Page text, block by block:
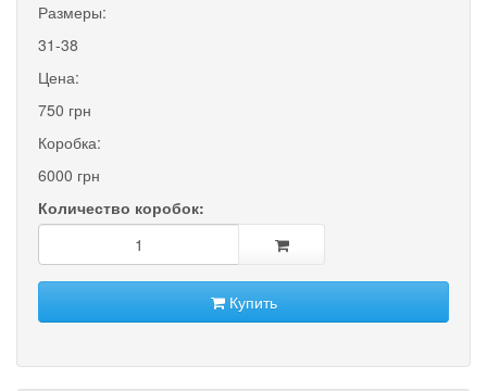
Размеры:
31-38
Цена:
750 грн
Коробка:
6000 грн
Количество коробок:
Купить